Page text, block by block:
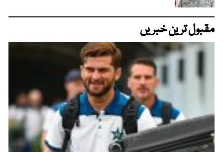
مقبول ترین خبریں